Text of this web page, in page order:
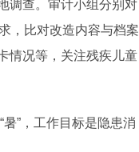
调查。审计小组分别对
，比对改造内容与档案
情况等，关注残疾儿童
”，工作目标是隐患消